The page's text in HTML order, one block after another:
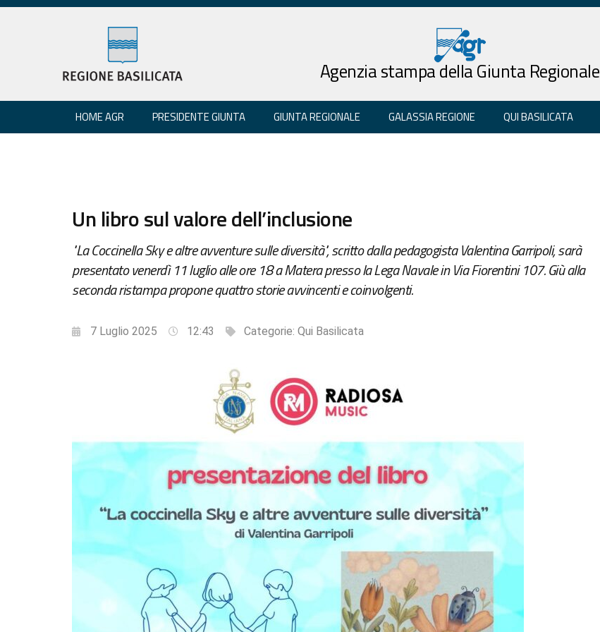
Agenzia stampa della Giunta Regionale
HOME AGR PRESIDENTE GIUNTA GIUNTA REGIONALE GALASSIA REGIONE QUI BASILICATA
Un libro sul valore dell’inclusione
"La Coccinella Sky e altre avventure sulle diversità", scritto dalla pedagogista Valentina Garripoli, sarà
presentato venerdì 11 luglio alle ore 18 a Matera presso la Lega Navale in Via Fiorentini 107. Giù alla
seconda ristampa propone quattro storie avvincenti e coinvolgenti.
7 Luglio 2025 12:43 Categorie: Qui Basilicata